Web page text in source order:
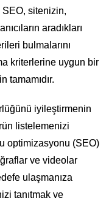
sitenizin,
aradıkları
bulmalarını
kriterlerine uygun bir
tamamıdır.
iyileştirmenin
listelemenizi
optimizasyonu (SEO)
ve videolar
ulaşmanıza
tanıtmak ve